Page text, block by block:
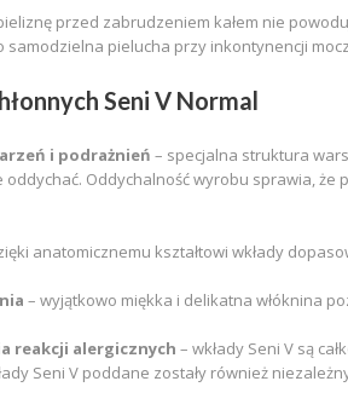
przed zabrudzeniem kałem nie
pielucha przy inkontynencji
Seni V Normal
i podrażnień – specjalna struktura
Oddychalność wyrobu sprawia,
anatomicznemu kształtowi wkłady
– wyjątkowo miękka i delikatna włóknina
reakcji alergicznych – wkłady Seni V są
Seni V poddane zostały również